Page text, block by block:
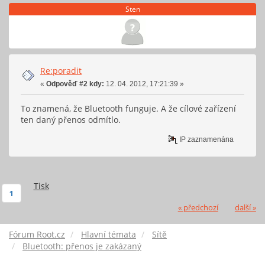
Sten
Re:poradit
« Odpověď #2 kdy: 12. 04. 2012, 17:21:39 »
To znamená, že Bluetooth funguje. A že cílové zařízení
ten daný přenos odmítlo.
IP zaznamenána
Tisk
1
« předchozí další »
Fórum Root.cz Hlavní témata
Sítě
Bluetooth: přenos je zakázaný